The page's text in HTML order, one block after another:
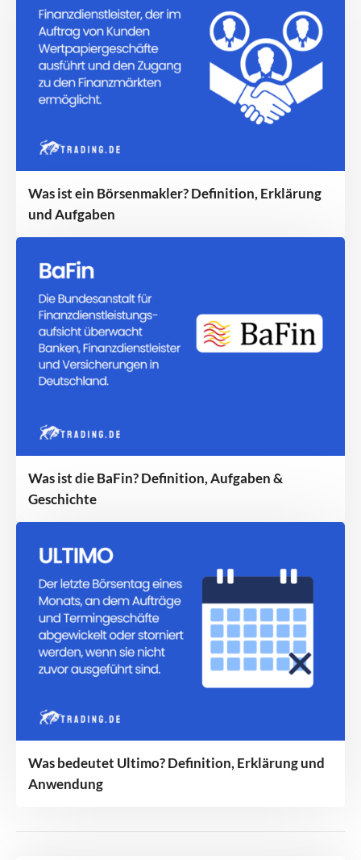
Was ist ein Börsenmakler? Definition, Erklärung
und Aufgaben
Was ist die BaFin? Definition, Aufgaben &
Geschichte
Was bedeutet Ultimo? Definition, Erklärung und
Anwendung